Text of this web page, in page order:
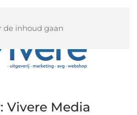
de inhoud gaan
Vivere Media